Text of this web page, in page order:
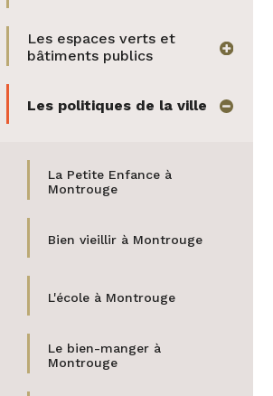
Les espaces verts et
bâtiments publics
Les politiques de la ville
La Petite Enfance à
Montrouge
Bien vieillir à Montrouge
L'école à Montrouge
Le bien-manger à
Montrouge